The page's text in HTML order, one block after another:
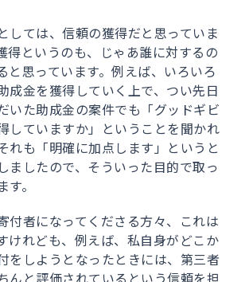
しては、信頼の獲得だと思っていま
得というのも、じゃあ誰に対するの
と思っています。例えば、いろいろ
成金を獲得していく上で、つい先日
いた助成金の案件でも「グッドギビ
していますか」ということを聞かれ
れも「明確に加点します」というと
ましたので、そういった目的で取っ
。
付者になってくださる方々、これは
けれども、例えば、私自身がどこか
をしようとなったときには、第三者
んと評価されているという信頼を担